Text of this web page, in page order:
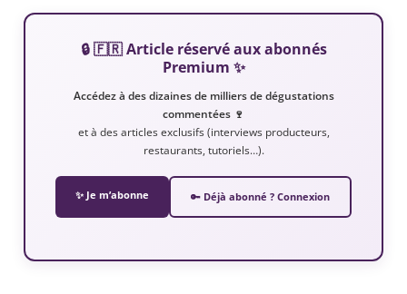
🔒 🇫🇷 Article réservé aux abonnés
Premium ✨
Accédez à des dizaines de milliers de dégustations
commentées 🍷
et à des articles exclusifs (interviews producteurs,
restaurants, tutoriels…).
✨ Je m’abonne 🔑 Déjà abonné ? Connexion